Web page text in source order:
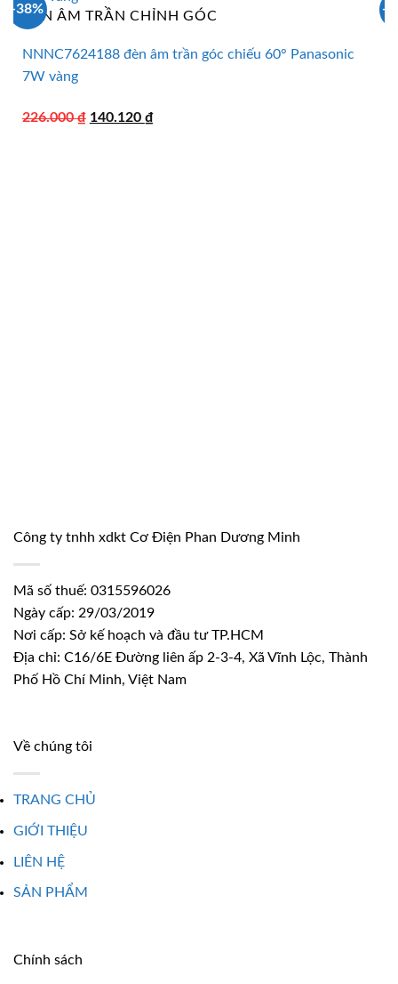
-38%
ĐÈN ÂM TRẦN CHỈNH GÓC
NNNC7624188 đèn âm trần góc chiếu 60° Panasonic
7W vàng
226.000₫ Giá
140.120 ₫Giá
-
Công ty tnhh xdkt Cơ Điện Phan Dương Minh
Mã số thuế: 0315596026
Ngày cấp: 29/03/2019
Nơi cấp: Sở kế hoạch và đầu tư TP.HCM
Địa chỉ: C16/6E Đường liên ấp 2-3-4, Xã Vĩnh Lộc, Thành
Phố Hồ Chí Minh, Việt Nam
Về chúng tôi
TRANG CHỦ
GIỚI THIỆU
LIÊN HỆ
SẢN PHẨM
Chính sách